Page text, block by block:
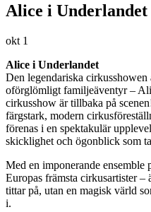
Alice i Underlandet
okt 1
Alice i Underlandet
Den legendariska
oförglömligt familjeäventyr –
cirkusshow är tillbaka på
färgstark, modern
förenas i en spektakulär
skicklighet och ögonblick som
Med en imponerande ensemble
Europas främsta cirkusartister –
tittar på, utan en magisk värld
i.